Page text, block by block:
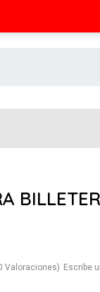
Valoraciones) Escribe